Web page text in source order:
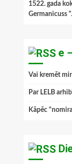
1522. gada
Germanicuss ".
e
Vai kremēt
Par LELB
Kāpēc